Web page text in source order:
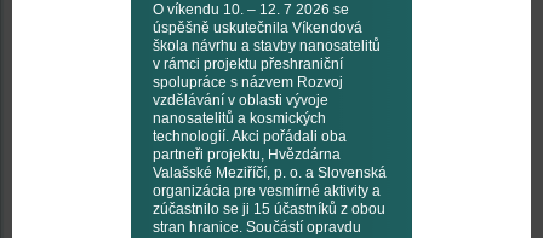
O víkendu 10. – 12. 7 2026 se
úspěšně uskutečnila Víkendová
škola návrhu a stavby nanosatelitů
v rámci projektu přeshraniční
spolupráce s názvem Rozvoj
vzdělávání v oblasti vývoje
nanosatelitů a kosmických
technologií. Akci pořádali oba
partneři projektu, Hvězdárna
Valašské Meziříčí, p. o. a Slovenská
organizácia pre vesmírné aktivity a
zúčastnilo se ji 15 účastníků z obou
stran hranice. Součástí opravdu